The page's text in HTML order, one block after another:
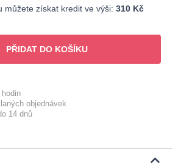
můžete získat kredit ve výši: 310 Kč
PŘIDAT DO KOŠÍKU
objednávek
14 dnů